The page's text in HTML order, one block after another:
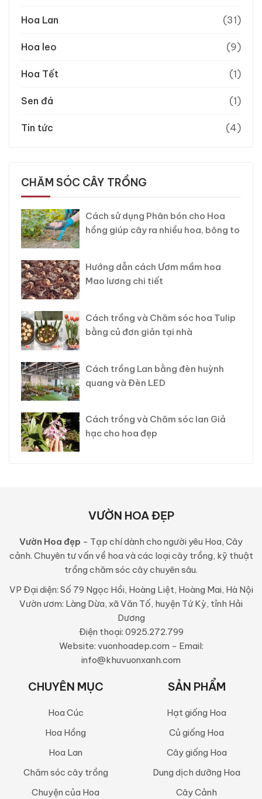
Hoa Lan (31)
Hoa leo (9)
Hoa Tết (1)
Sen đá (1)
Tin tức (4)
CHĂM SÓC CÂY TRỒNG
Cách sử dụng Phân bón cho Hoa
hồng giúp cây ra nhiều hoa, bông to
Hướng dẫn cách Ươm mầm hoa
Mao lương chi tiết
Cách trồng và Chăm sóc hoa Tulip
bằng củ đơn giản tại nhà
Cách trồng Lan bằng đèn huỳnh
quang và Đèn LED
Cách trồng và Chăm sóc lan Giả
hạc cho hoa đẹp
VƯỜN HOA ĐẸP
Vườn Hoa đẹp - Tạp chí dành cho người yêu Hoa, Cây
cảnh. Chuyên tư vấn về hoa và các loại cây trồng, kỹ thuật
trồng chăm sóc cây chuyên sâu.
VP Đại diện: Số 79 Ngọc Hồi, Hoàng Liệt, Hoàng Mai, Hà Nội
Vườn ươm: Làng Dừa, xã Văn Tố, huyện Tứ Kỳ, tỉnh Hải
Dương
Điện thoại: 0925.272.799
Website: vuonhoadep.com - Email:
info@khuvuonxanh.com
CHUYÊN MỤC
Hoa Cúc
Hoa Hồng
Hoa Lan
Chăm sóc cây trồng
Chuyện của Hoa
SẢN PHẨM
Hạt giống Hoa
Củ giống Hoa
Cây giống Hoa
Dung dịch dưỡng Hoa
Cây Cảnh